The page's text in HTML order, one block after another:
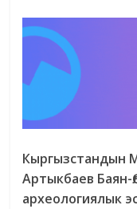
Кыргызстандын
Артыкбаев Баян-
археологиялык